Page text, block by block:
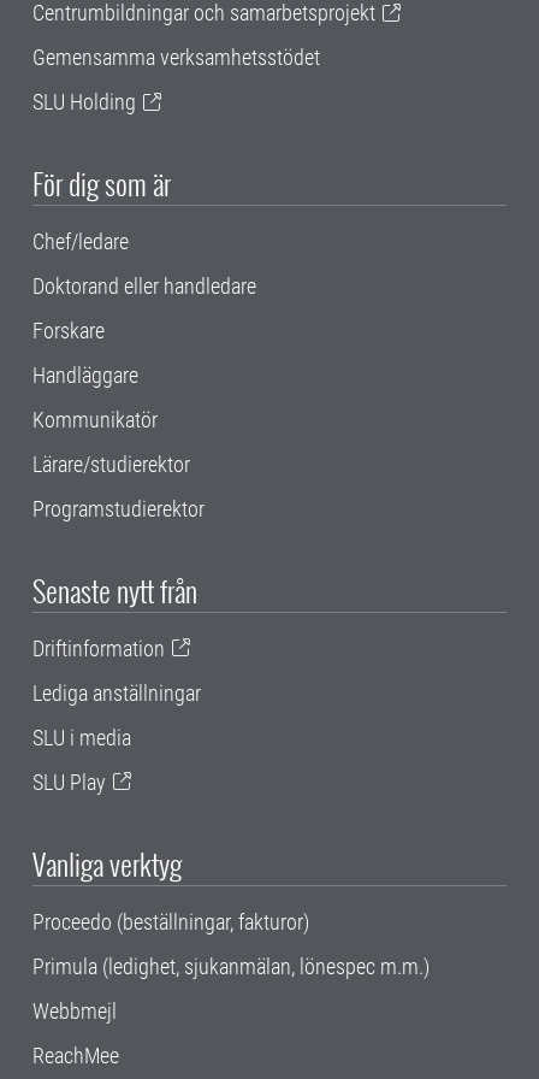
Centrumbildningar och samarbetsprojekt
Gemensamma verksamhetsstödet
SLU Holding
För dig som är
Chef/ledare
Doktorand eller handledare
Forskare
Handläggare
Kommunikatör
Lärare/studierektor
Programstudierektor
Senaste nytt från
Driftinformation
Lediga anställningar
SLU i media
SLU Play
Vanliga verktyg
Proceedo (beställningar, fakturor)
Primula (ledighet, sjukanmälan, lönespec m.m.)
Webbmejl
ReachMee